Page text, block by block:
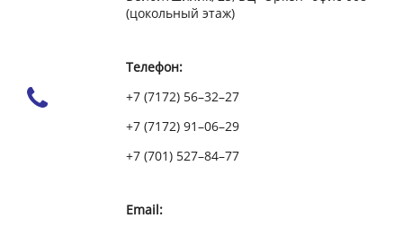
(цокольный этаж)
Телефон:
+7 (7172) 56–32–27
+7 (7172) 91–06–29
+7 (701) 527–84–77
Email: